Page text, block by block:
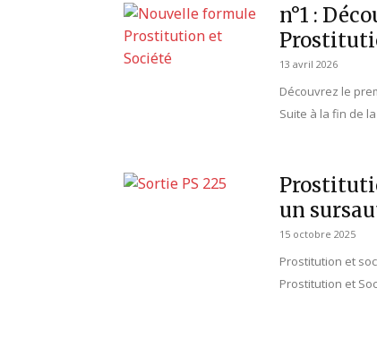
n°1 :
13 avril 2026
Découvrez le
Suite à la fin de
un
15 octobre 2025
Prostitution et
Prostitution et